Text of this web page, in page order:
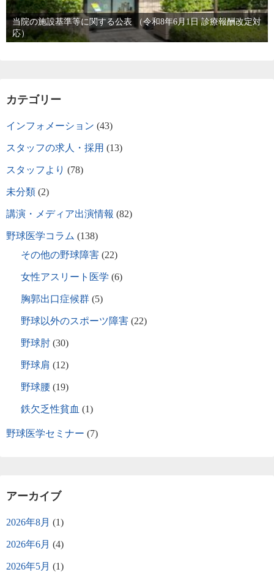
当院の施設基準等に関する公表 （令和8年6月1日 診療報酬改定対
応）
カテゴリー
インフォメーション (43)
スタッフの求人・採用 (13)
スタッフより (78)
未分類 (2)
講演・メディア出演情報 (82)
野球医学コラム (138)
その他の野球障害 (22)
女性アスリート医学 (6)
胸郭出口症候群 (5)
野球以外のスポーツ障害 (22)
野球肘 (30)
野球肩 (12)
野球腰 (19)
鉄欠乏性貧血 (1)
野球医学セミナー (7)
アーカイブ
2026年8月 (1)
2026年6月 (4)
2026年5月 (1)